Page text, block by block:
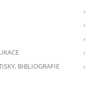
BIBLIOGRAFIE